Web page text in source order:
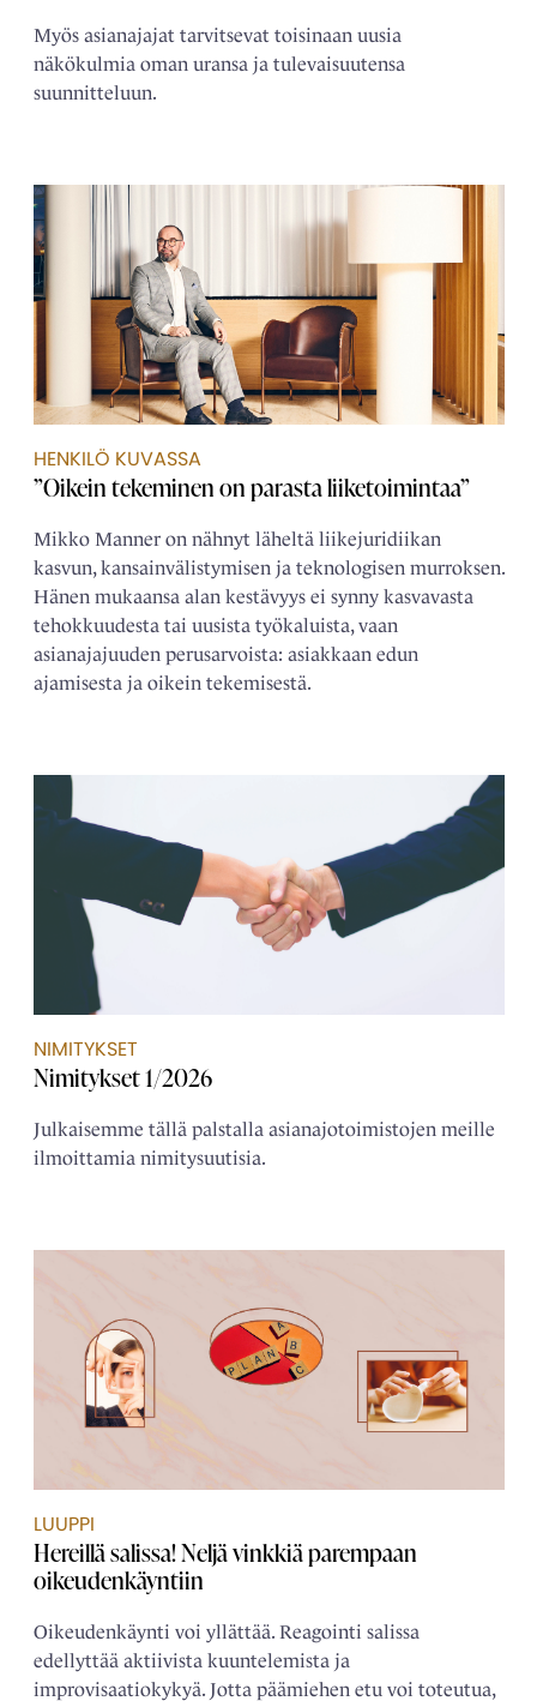
Myös asianajajat tarvitsevat toisinaan uusia
näkökulmia oman uransa ja tulevaisuutensa
suunnitteluun.
HENKILÖ KUVASSA
”Oikein tekeminen on parasta liiketoimintaa”
Mikko Manner on nähnyt läheltä liikejuridiikan
kasvun, kansainvälistymisen ja teknologisen murroksen.
Hänen mukaansa alan kestävyys ei synny kasvavasta
tehokkuudesta tai uusista työkaluista, vaan
asianajajuuden perusarvoista: asiakkaan edun
ajamisesta ja oikein tekemisestä.
NIMITYKSET
Nimitykset 1/2026
Julkaisemme tällä palstalla asianajotoimistojen meille
ilmoittamia nimitysuutisia.
LUUPPI
Hereillä salissa! Neljä vinkkiä parempaan
oikeudenkäyntiin
Oikeudenkäynti voi yllättää. Reagointi salissa
edellyttää aktiivista kuuntelemista ja
improvisaatiokykyä. Jotta päämiehen etu voi toteutua,